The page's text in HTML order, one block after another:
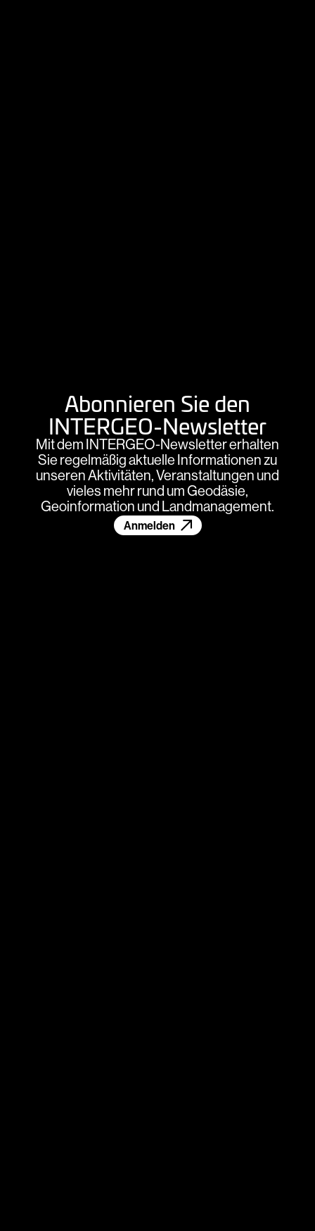
Abonnieren Sie den
INTERGEO-Newsletter
Mit dem INTERGEO-Newsletter erhalten
Sie regelmäßig aktuelle Informationen zu
unseren Aktivitäten, Veranstaltungen und
vieles mehr rund um Geodäsie,
Geoinformation und Landmanagement.
Anmelden